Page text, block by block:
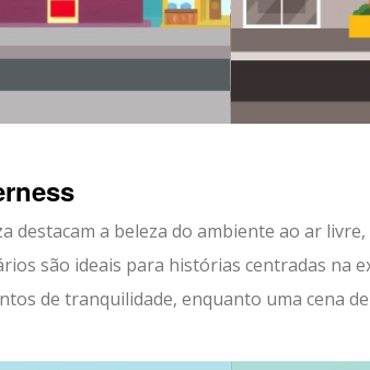
destacam a beleza do ambiente ao ar
são ideais para histórias centradas na
de tranquilidade, enquanto uma cena